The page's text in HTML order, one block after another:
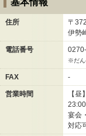
基本情報
住所
〒
伊勢
電話番号
※だん
FAX -
営業時間
【
宴会
対応